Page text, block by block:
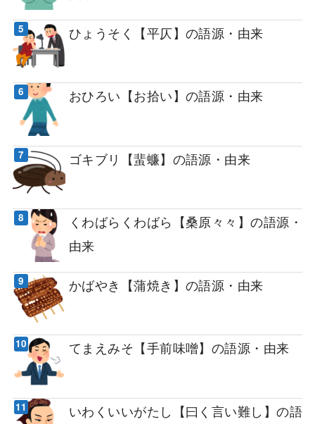
ひょうそく【平仄】の語源・由来
おひろい【お拾い】の語源・由来
ゴキブリ【蜚蠊】の語源・由来
くわばらくわばら【桑原々々】の語源・
由来
かばやき【蒲焼き】の語源・由来
てまえみそ【手前味噌】の語源・由来
いわくいいがたし【曰く言い難し】の語